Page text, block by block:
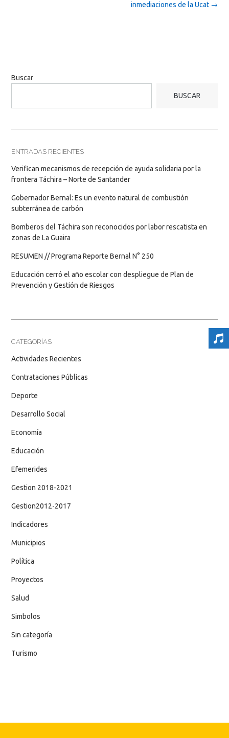
inmediaciones de la Ucat →
Buscar
BUSCAR
ENTRADAS RECIENTES
Verifican mecanismos de recepción de ayuda solidaria por la
frontera Táchira – Norte de Santander
Gobernador Bernal: Es un evento natural de combustión
subterránea de carbón
Bomberos del Táchira son reconocidos por labor rescatista en
zonas de La Guaira
RESUMEN // Programa Reporte Bernal N° 250
Educación cerró el año escolar con despliegue de Plan de
Prevención y Gestión de Riesgos
CATEGORÍAS
Actividades Recientes
Contrataciones Públicas
Deporte
Desarrollo Social
Economía
Educación
Efemerides
Gestion 2018-2021
Gestion2012-2017
Indicadores
Municipios
Política
Proyectos
Salud
Simbolos
Sin categoría
Turismo